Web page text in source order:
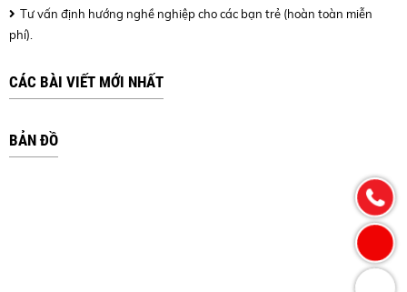
Tư vấn định hướng nghề nghiệp cho các bạn trẻ (hoàn toàn miễn
phí).
CÁC BÀI VIẾT MỚI NHẤT
BẢN ĐỒ